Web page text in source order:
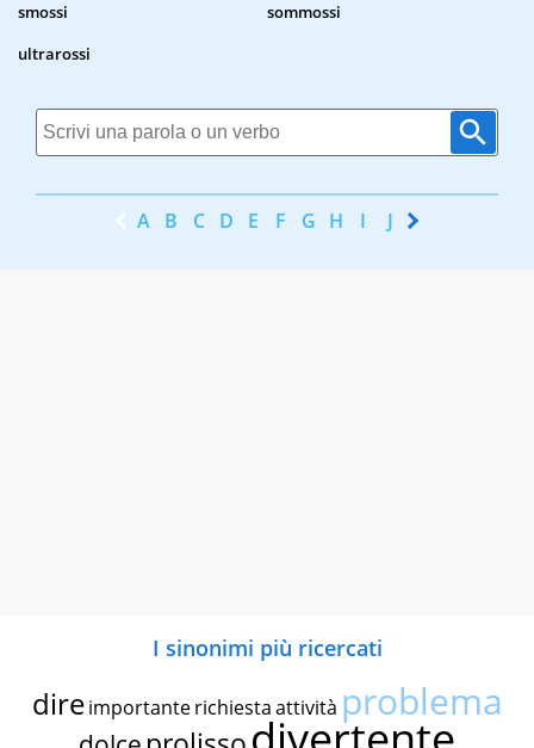
smossi
sommossi
ultrarossi
A B C D E F G H I J K
I sinonimi più ricercati
dire importante richiestaattività problema